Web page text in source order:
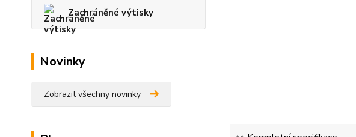
Zachráněné výtisky
Novinky
Zobrazit všechny novinky